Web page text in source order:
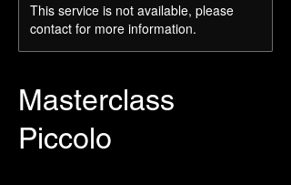
This service is not available, please
contact for more information.
Masterclass
Piccolo